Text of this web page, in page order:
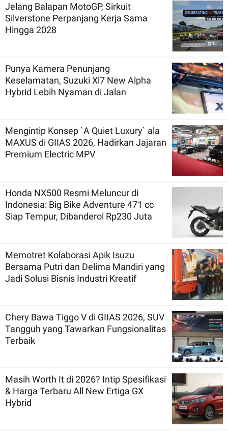
Jelang Balapan MotoGP, Sirkuit
Silverstone Perpanjang Kerja Sama
Hingga 2028
Punya Kamera Penunjang
Keselamatan, Suzuki Xl7 New Alpha
Hybrid Lebih Nyaman di Jalan
Mengintip Konsep `A Quiet Luxury` ala
MAXUS di GIIAS 2026, Hadirkan Jajaran
Premium Electric MPV
Honda NX500 Resmi Meluncur di
Indonesia: Big Bike Adventure 471 cc
Siap Tempur, Dibanderol Rp230 Juta
Memotret Kolaborasi Apik Isuzu
Bersama Putri dan Delima Mandiri yang
Jadi Solusi Bisnis Industri Kreatif
Chery Bawa Tiggo V di GIIAS 2026, SUV
Tangguh yang Tawarkan Fungsionalitas
Terbaik
Masih Worth It di 2026? Intip Spesifikasi
& Harga Terbaru All New Ertiga GX
Hybrid